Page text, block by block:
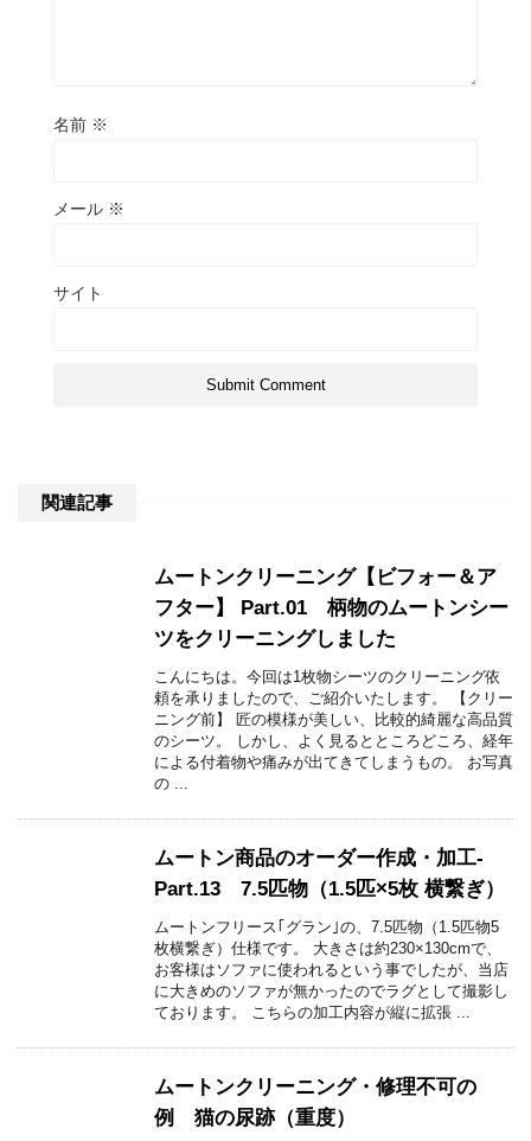
名前 ※
メール ※
サイト
関連記事
ムートンクリーニング【ビフォー＆ア
フター】 Part.01 柄物のムートンシー
ツをクリーニングしました
こんにちは。今回は1枚物シーツのクリーニング依
頼を承りましたので、ご紹介いたします。 【クリー
ニング前】 匠の模様が美しい、比較的綺麗な高品質
のシーツ。 しかし、よく見るとところどころ、経年
による付着物や痛みが出てきてしまうもの。 お写真
の ...
ムートン商品のオーダー作成・加工-
Part.13 7.5匹物（1.5匹×5枚 横繋ぎ）
ムートンフリース｢グラン｣の、7.5匹物（1.5匹物5
枚横繋ぎ）仕様です。 大きさは約230×130cmで、
お客様はソファに使われるという事でしたが、当店
に大きめのソファが無かったのでラグとして撮影し
ております。 こちらの加工内容が縦に拡張 ...
ムートンクリーニング・修理不可の
例 猫の尿跡（重度）